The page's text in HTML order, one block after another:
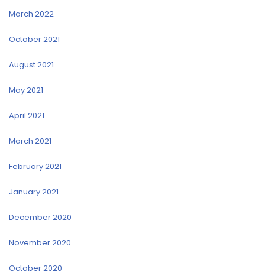
March 2022
October 2021
August 2021
May 2021
April 2021
March 2021
February 2021
January 2021
December 2020
November 2020
October 2020